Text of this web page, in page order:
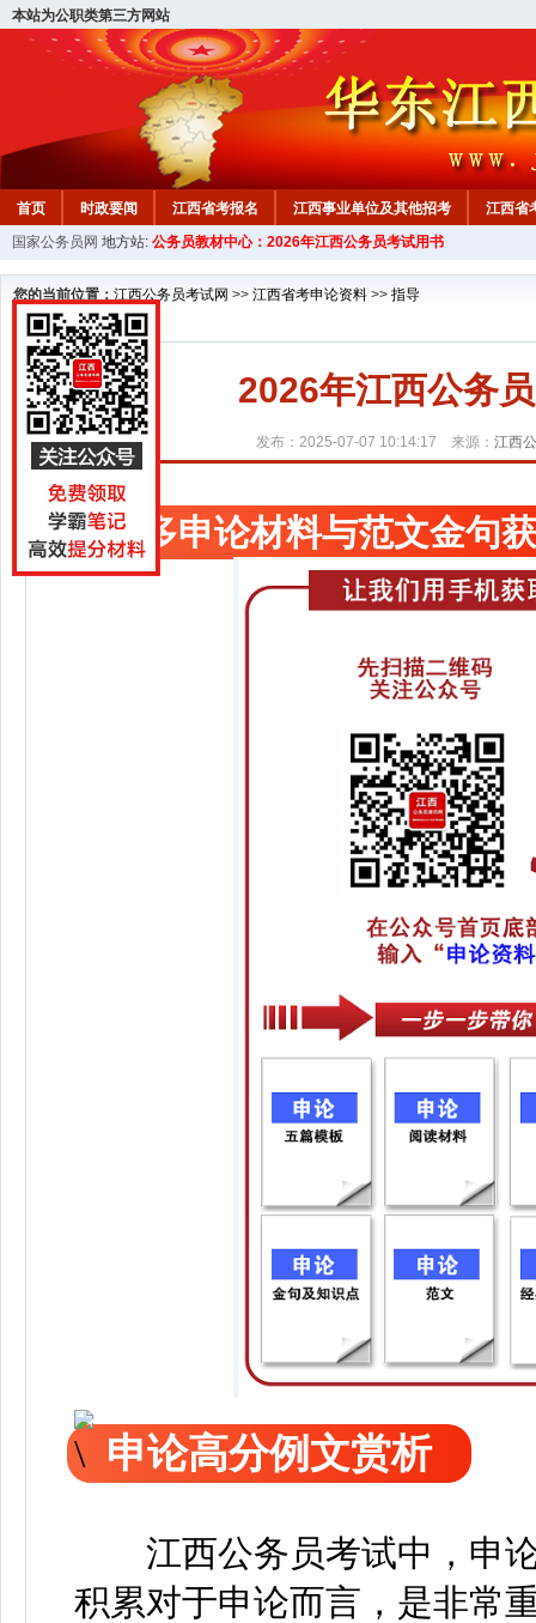
本站为公职类第三方网站
首页 时政要闻 江西省考报名 江西事业单位及其他招考 江西省
教材中心
国家公务员网 地方站: 公务员教材中心：2026年江西公务员考试用书
您的当前位置： 江西公务员考试网 >> 江西省考申论资料 >> 指导
2026年江西公务
发布：2025-07-07 10:14:17 来源： 江西
更多申论材料与范文金句
申论高分例文赏析
江西公务员考试中，申
积累对于申论而言，是非常